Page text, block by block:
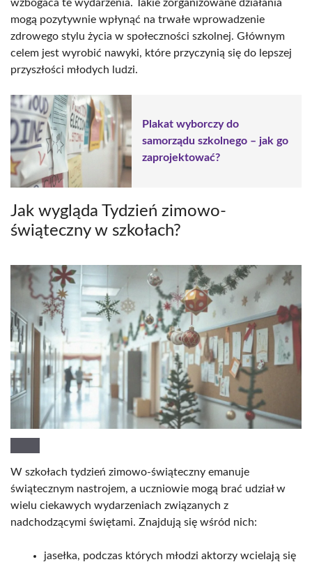
wzbogaca te wydarzenia. Takie zorganizowane działania
mogą pozytywnie wpłynąć na trwałe wprowadzenie
zdrowego stylu życia w społeczności szkolnej. Głównym
celem jest wyrobić nawyki, które przyczynią się do lepszej
przyszłości młodych ludzi.
Plakat wyborczy do
samorządu szkolnego – jak go
zaprojektować?
Jak wygląda Tydzień zimowo-
świąteczny w szkołach?
W szkołach tydzień zimowo-świąteczny emanuje
świątecznym nastrojem, a uczniowie mogą brać udział w
wielu ciekawych wydarzeniach związanych z
nadchodzącymi świętami. Znajdują się wśród nich:
jasełka, podczas których młodzi aktorzy wcielają się